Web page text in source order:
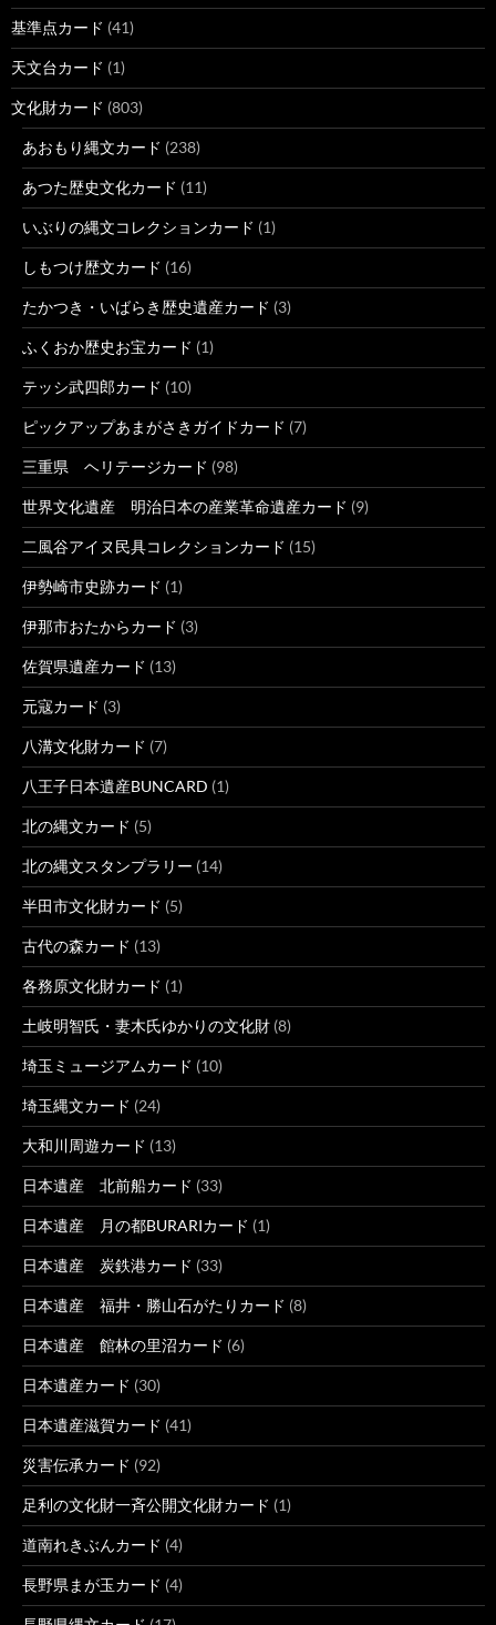
基準点カード (41)
天文台カード (1)
文化財カード (803)
あおもり縄文カード (238)
あつた歴史文化カード (11)
いぶりの縄文コレクションカード (1)
しもつけ歴文カード (16)
たかつき・いばらき歴史遺産カード (3)
ふくおか歴史お宝カード (1)
テッシ武四郎カード (10)
ピックアップあまがさきガイドカード (7)
三重県 ヘリテージカード (98)
世界文化遺産 明治日本の産業革命遺産カード (9)
二風谷アイヌ民具コレクションカード (15)
伊勢崎市史跡カード (1)
伊那市おたからカード (3)
佐賀県遺産カード (13)
元寇カード (3)
八溝文化財カード (7)
八王子日本遺産BUNCARD (1)
北の縄文カード (5)
北の縄文スタンプラリー (14)
半田市文化財カード (5)
古代の森カード (13)
各務原文化財カード (1)
土岐明智氏・妻木氏ゆかりの文化財 (8)
埼玉ミュージアムカード (10)
埼玉縄文カード (24)
大和川周遊カード (13)
日本遺産 北前船カード (33)
日本遺産 月の都BURARIカード (1)
日本遺産 炭鉄港カード (33)
日本遺産 福井・勝山石がたりカード (8)
日本遺産 館林の里沼カード (6)
日本遺産カード (30)
日本遺産滋賀カード (41)
災害伝承カード (92)
足利の文化財一斉公開文化財カード (1)
道南れきぶんカード (4)
長野県まが玉カード (4)